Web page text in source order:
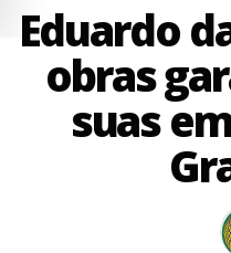
Eduardo
obras
suas